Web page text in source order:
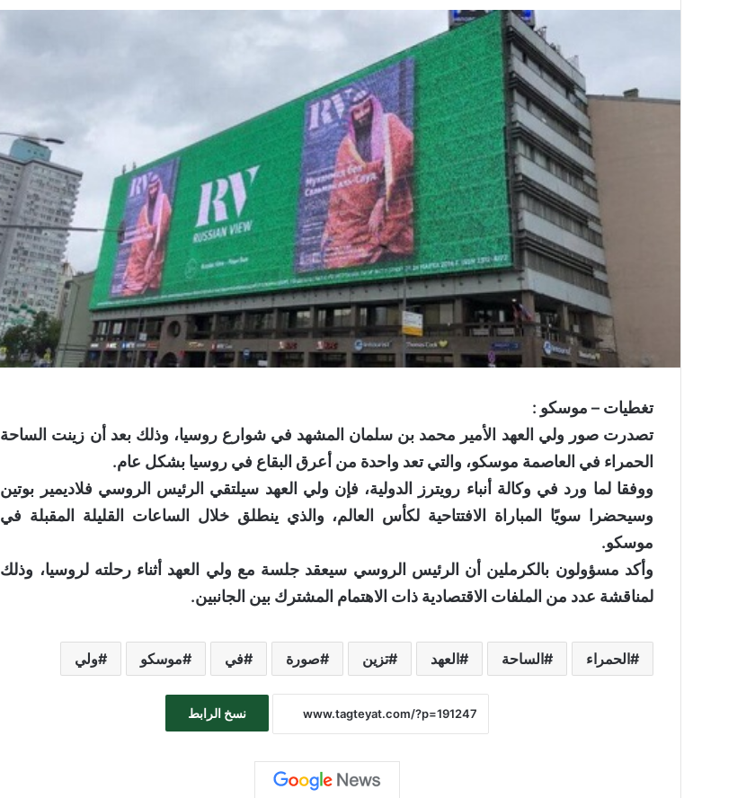
تغطيات – موسكو :
تصدرت صور ولي العهد الأمير محمد بن سلمان المشهد في شوارع روسيا، وذلك بعد أن زينت الساحة
الحمراء في العاصمة موسكو، والتي تعد واحدة من أعرق البقاع في روسيا بشكل عام.
ووفقا لما ورد في وكالة أنباء رويترز الدولية، فإن ولي العهد سيلتقي الرئيس الروسي فلاديمير بوتين
وسيحضرا سويًا المباراة الافتتاحية لكأس العالم، والذي ينطلق خلال الساعات القليلة المقبلة في
موسكو.
وأكد مسؤولون بالكرملين أن الرئيس الروسي سيعقد جلسة مع ولي العهد أثناء رحلته لروسيا، وذلك
لمناقشة عدد من الملفات الاقتصادية ذات الاهتمام المشترك بين الجانبين.
الحمراء الساحة العهد تزين صورة في موسكو ولي
نسخ الرابط